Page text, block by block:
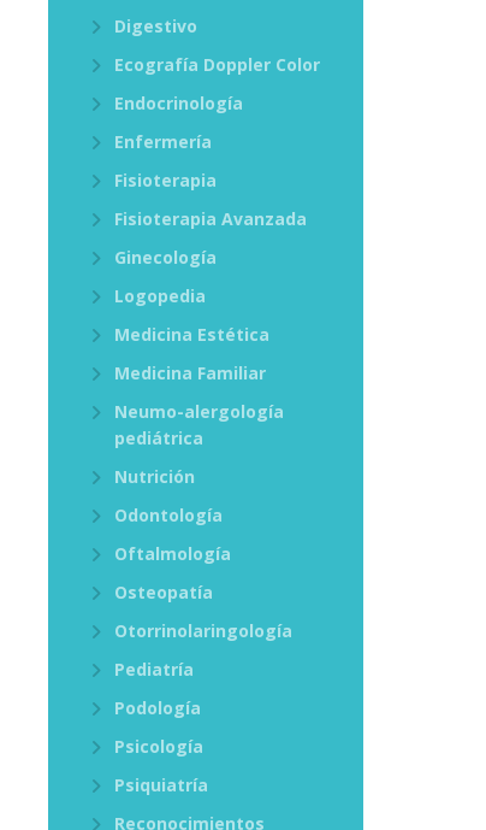
Digestivo
Ecografía Doppler Color
Endocrinología
Enfermería
Fisioterapia
Fisioterapia Avanzada
Ginecología
Logopedia
Medicina Estética
Medicina Familiar
Neumo-alergología
pediátrica
Nutrición
Odontología
Oftalmología
Osteopatía
Otorrinolaringología
Pediatría
Podología
Psicología
Psiquiatría
Reconocimientos